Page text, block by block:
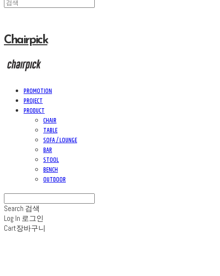
Chairpick
PROMOTION
PROJECT
PRODUCT
CHAIR
TABLE
SOFA / LOUNGE
BAR
STOOL
BENCH
OUTDOOR
Search 검색
Log In 로그인
Cart장바구니